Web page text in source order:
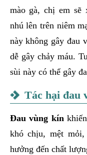
mào gà, chị em sẽ
nhú lên trên niêm
này không gây đau
dễ gây chảy máu.
sùi này có thể gây
Tác hại đau
Đau vùng kín
khó chịu, mệt
hưởng đến chất